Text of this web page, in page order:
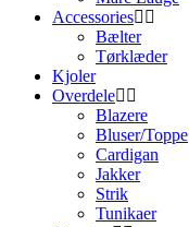
Accessories
Bælter
Tørklæder
Kjoler
Overdele
Blazere
Bluser/Toppe
Cardigan
Jakker
Strik
Tunikaer